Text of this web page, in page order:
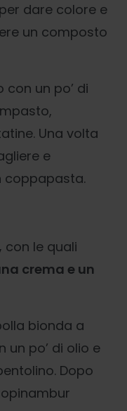
dare colore e
un composto
un po’ di
Una volta
e
coppapasta.
con le quali
crema e un
bionda a
un po’ di olio e
Dopo